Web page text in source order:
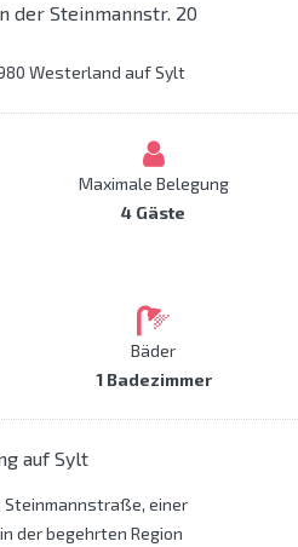
der Steinmannstr. 20
Westerland auf Sylt
Maximale Belegung
4 Gäste
Bäder
1 Badezimmer
auf Sylt
Steinmannstraße, einer
der begehrten Region